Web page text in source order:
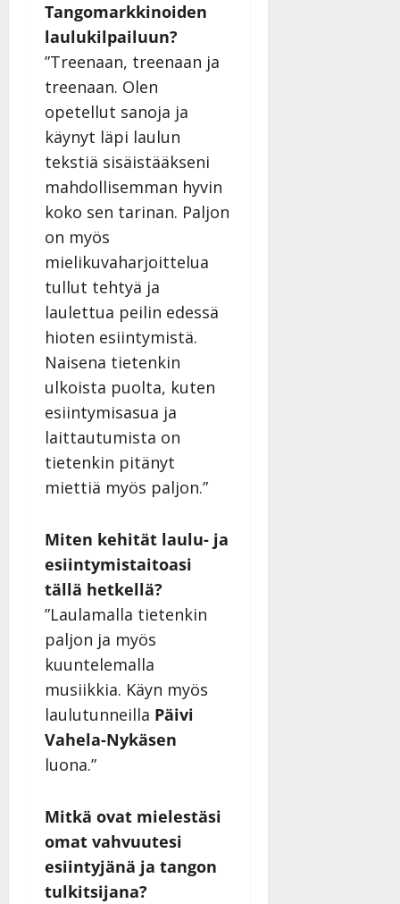
Tangomarkkinoiden
laulukilpailuun?
”Treenaan, treenaan ja
treenaan. Olen
opetellut sanoja ja
käynyt läpi laulun
tekstiä sisäistääkseni
mahdollisemman hyvin
koko sen tarinan. Paljon
on myös
mielikuvaharjoittelua
tullut tehtyä ja
laulettua peilin edessä
hioten esiintymistä.
Naisena tietenkin
ulkoista puolta, kuten
esiintymisasua ja
laittautumista on
tietenkin pitänyt
miettiä myös paljon.”
Miten kehität laulu- ja
esiintymistaitoasi
tällä hetkellä?
”Laulamalla tietenkin
paljon ja myös
kuuntelemalla
musiikkia. Käyn myös
laulutunneilla Päivi
Vahela-Nykäsen
luona.”
Mitkä ovat mielestäsi
omat vahvuutesi
esiintyjänä ja tangon
tulkitsijana?